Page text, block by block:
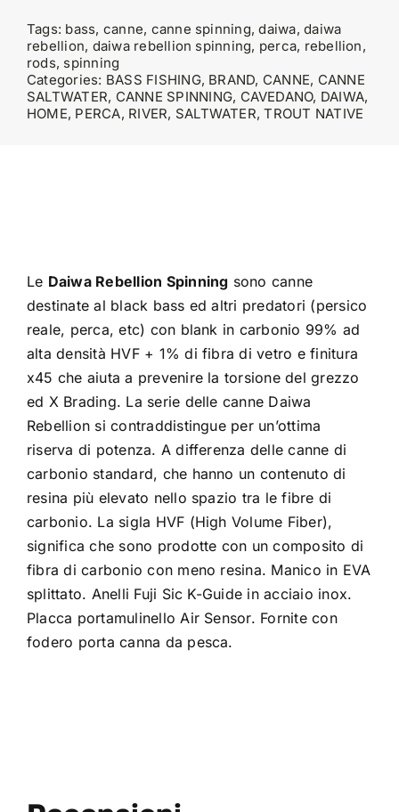
Tags: bass, canne, canne spinning,daiwa,daiwa
rebellion, daiwa rebellion spinning, perca, rebellion,
rods, spinning
Categories: BASS FISHING, BRAND, CANNE, CANNE
SALTWATER, CANNE SPINNING, CAVEDANO, DAIWA,
HOME, PERCA, RIVER, SALTWATER,TROUT NATIVE
Le Daiwa Rebellion Spinning sono canne
destinate al black bass ed altri predatori (persico
reale, perca, etc) con blank in carbonio 99% ad
alta densità HVF + 1% di fibra di vetro e finitura
x45 che aiuta a prevenire la torsione del grezzo
ed X Brading. La serie delle canne Daiwa
Rebellion si contraddistingue per un’ottima
riserva di potenza. A differenza delle canne di
carbonio standard, che hanno un contenuto di
resina più elevato nello spazio tra le fibre di
carbonio. La sigla HVF (High Volume Fiber),
significa che sono prodotte con un composito di
fibra di carbonio con meno resina. Manico in EVA
splittato. Anelli Fuji Sic K-Guide in acciaio inox.
Placca portamulinello Air Sensor. Fornite con
fodero porta canna da pesca.